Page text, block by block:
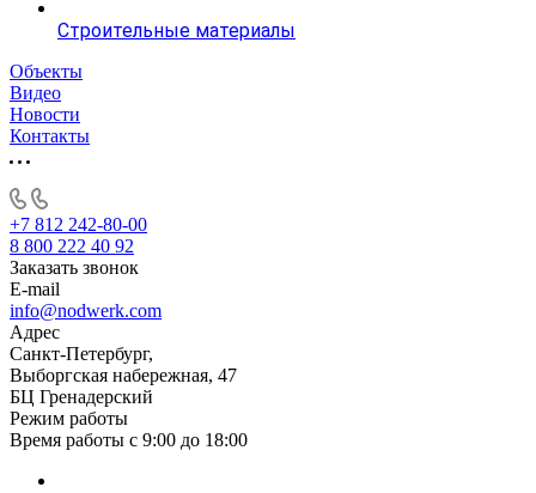
Строительные материалы
Объекты
Видео
Новости
Контакты
+7 812 242-80-00
8 800 222 40 92
Заказать звонок
E-mail
info@nodwerk.com
Адрес
Санкт-Петербург,
Выборгская набережная, 47
БЦ Гренадерский
Режим работы
Время работы с 9:00 до 18:00